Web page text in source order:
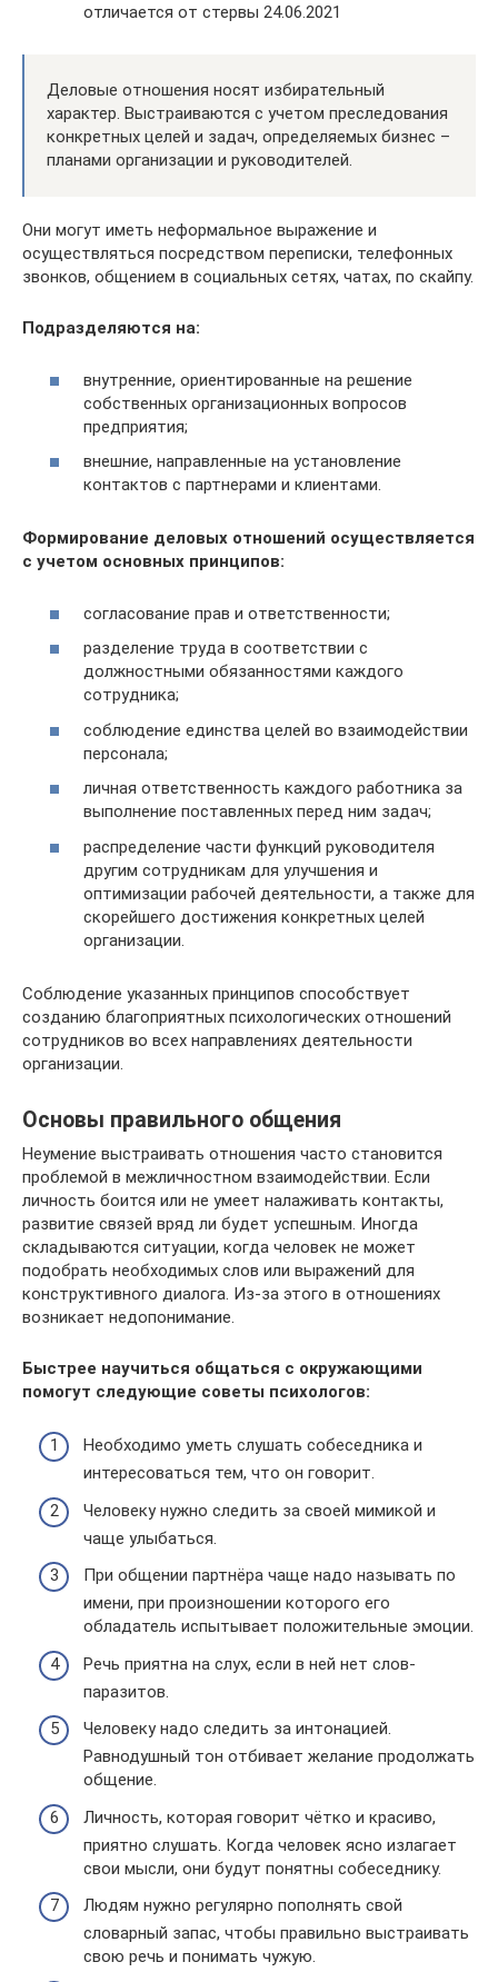
отличается от стервы 24.06.2021
Деловые отношения носят избирательный
характер. Выстраиваются с учетом преследования
конкретных целей и задач, определяемых бизнес –
планами организации и руководителей.
Они могут иметь неформальное выражение и
осуществляться посредством переписки, телефонных
звонков, общением в социальных сетях, чатах, по скайпу.
Подразделяются на:
внутренние, ориентированные на решение
собственных организационных вопросов
предприятия;
внешние, направленные на установление
контактов с партнерами и клиентами.
Формирование деловых отношений осуществляется
с учетом основных принципов:
согласование прав и ответственности;
разделение труда в соответствии с
должностными обязанностями каждого
сотрудника;
соблюдение единства целей во взаимодействии
персонала;
личная ответственность каждого работника за
выполнение поставленных перед ним задач;
распределение части функций руководителя
другим сотрудникам для улучшения и
оптимизации рабочей деятельности, а также для
скорейшего достижения конкретных целей
организации.
Соблюдение указанных принципов способствует
созданию благоприятных психологических отношений
сотрудников во всех направлениях деятельности
организации.
Основы правильного общения
Неумение выстраивать отношения часто становится
проблемой в межличностном взаимодействии. Если
личность боится или не умеет налаживать контакты,
развитие связей вряд ли будет успешным. Иногда
складываются ситуации, когда человек не может
подобрать необходимых слов или выражений для
конструктивного диалога. Из-за этого в отношениях
возникает недопонимание.
Быстрее научиться общаться с окружающими
помогут следующие советы психологов:
Необходимо уметь слушать собеседника и
интересоваться тем, что он говорит.
Человеку нужно следить за своей мимикой и
чаще улыбаться.
При общении партнёра чаще надо называть по
имени, при произношении которого его
обладатель испытывает положительные эмоции.
Речь приятна на слух, если в ней нет слов-
паразитов.
Человеку надо следить за интонацией.
Равнодушный тон отбивает желание продолжать
общение.
Личность, которая говорит чётко и красиво,
приятно слушать. Когда человек ясно излагает
свои мысли, они будут понятны собеседнику.
Людям нужно регулярно пополнять свой
словарный запас, чтобы правильно выстраивать
свою речь и понимать чужую.